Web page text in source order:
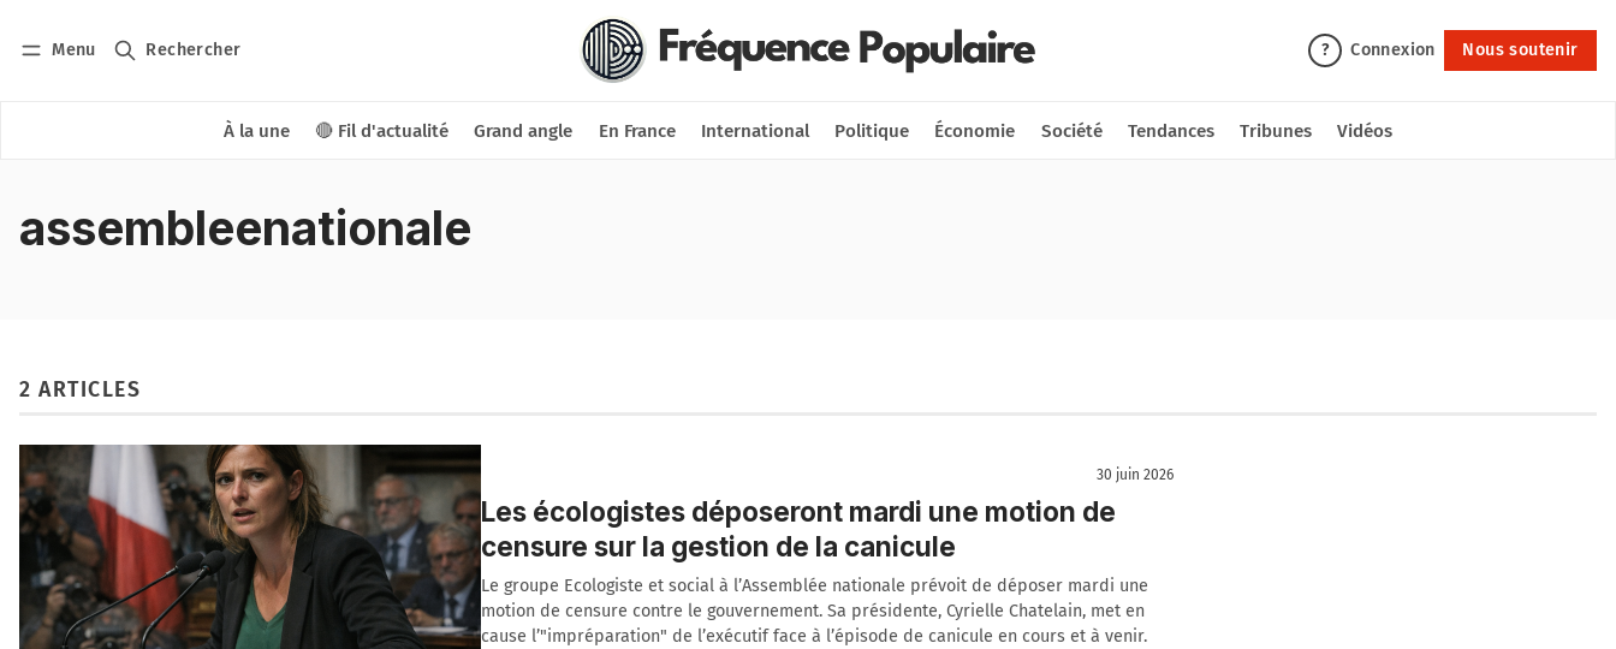
Menu Rechercher ? Connexion Nous soutenir
À la une 🔴 Fil d'actualité Grand angle En France International Politique Économie Société Tendances Tribunes Vidéos
Nous soutenir
assembleenationale
2 ARTICLES
30 juin 2026
Les écologistes déposeront mardi une motion de
censure sur la gestion de la canicule
Le groupe Ecologiste et social à l’Assemblée nationale prévoit de déposer mardi une
motion de censure contre le gouvernement. Sa présidente, Cyrielle Chatelain, met en
cause l’"impréparation" de l’exécutif face à l’épisode de canicule en cours et à venir.